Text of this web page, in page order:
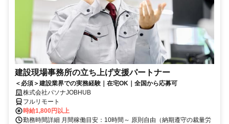
建設現場事務所の立ち上げ支援パートナー
＜必須＞建設業界での実務経験｜在宅OK｜全国から応募可
株式会社パソナJOBHUB
フルリモート
時給1,800円以上
勤務時間詳細 月間稼働目安：10時間～ 原則自由（納期遵守の裁量労